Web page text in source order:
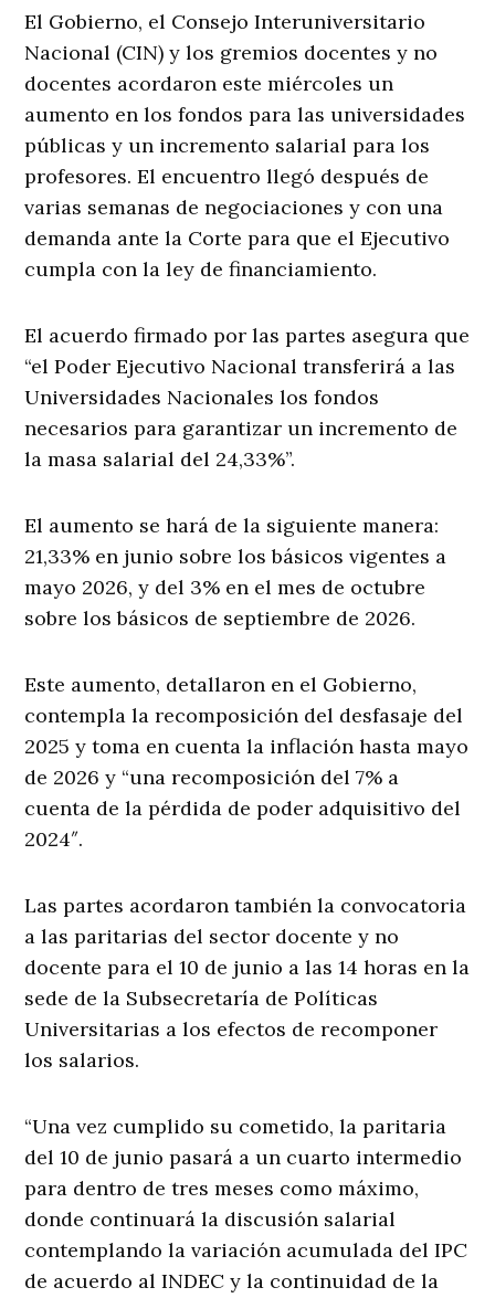
El Gobierno, el Consejo Interuniversitario
Nacional (CIN) y los gremios docentes y no
docentes acordaron este miércoles un
aumento en los fondos para las universidades
públicas y un incremento salarial para los
profesores. El encuentro llegó después de
varias semanas de negociaciones y con una
demanda ante la Corte para que el Ejecutivo
cumpla con la ley de financiamiento.
El acuerdo firmado por las partes asegura que
“el Poder Ejecutivo Nacional transferirá a las
Universidades Nacionales los fondos
necesarios para garantizar un incremento de
la masa salarial del 24,33%”.
El aumento se hará de la siguiente manera:
21,33% en junio sobre los básicos vigentes a
mayo 2026, y del 3% en el mes de octubre
sobre los básicos de septiembre de 2026.
Este aumento, detallaron en el Gobierno,
contempla la recomposición del desfasaje del
2025 y toma en cuenta la inflación hasta mayo
de 2026 y “una recomposición del 7% a
cuenta de la pérdida de poder adquisitivo del
2024″.
Las partes acordaron también la convocatoria
a las paritarias del sector docente y no
docente para el 10 de junio a las 14 horas en la
sede de la Subsecretaría de Políticas
Universitarias a los efectos de recomponer
los salarios.
“Una vez cumplido su cometido, la paritaria
del 10 de junio pasará a un cuarto intermedio
para dentro de tres meses como máximo,
donde continuará la discusión salarial
contemplando la variación acumulada del IPC
de acuerdo al INDEC y la continuidad de la